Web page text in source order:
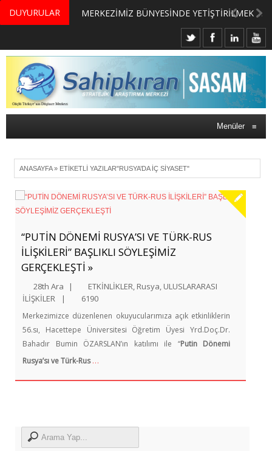
DUYURULAR MERKEZİMİZ BÜNYESİNDE YETİŞTİRİLMEK ÜZERE GÖNÜLLÜ ÜLKE MASASI UZMANI VE UZMAN ADAYLARI ARIYORUZ
Menüler ≡
ANASAYFA» ETIKETLI YAZILAR"RUSYA’DA IÇ SIYASET"
“PUTİN DÖNEMİ RUSYA’SI VE TÜRK-RUS
İLİŞKİLERİ” BAŞLIKLI SÖYLEŞİMİZ
GERÇEKLEŞTİ »
28th Ara | ETKİNLİKLER Rusya ULUSLARARASI
İLİŞKİLER
| 6190
Merkezimizce düzenlenen okuyucularımıza açık etkinliklerin
56.sı, Hacettepe Üniversitesi Öğretim Üyesi Yrd.Doç.Dr.
Bahadır Bumin ÖZARSLAN’ın katılımı ile “Putin Dönemi
Rusya’sı ve Türk-Rus…